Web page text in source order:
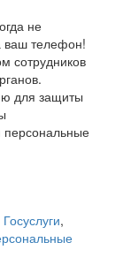
не
ваш телефон!
сотрудников
для защиты
персональные
Госуслуги,